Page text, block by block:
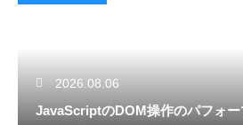
2026.08.06
JavaScriptのDOM操作のパフォ